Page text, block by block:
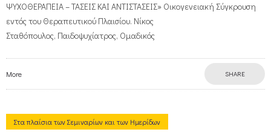
ΨΥΧΟΘΕΡΑΠΕΙΑ – ΤΑΣΕΙΣ ΚΑΙ ΑΝΤΙΣΤΑΣΕΙΣ» Οικογενειακή Σύγκρουση
εντός του Θεραπευτικού Πλαισίου. Νίκος
Σταθόπουλος, Παιδοψυχίατρος, Ομαδικός
More SHARE
Στα πλαίσια των Σεμιναρίων και των Ημερίδων